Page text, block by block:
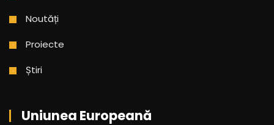
Noutăți
Proiecte
Știri
Uniunea Europeană